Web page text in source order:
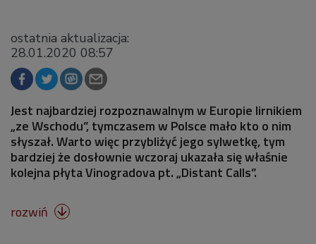
ostatnia aktualizacja:
28.01.2020 08:57
Jest najbardziej rozpoznawalnym w Europie lirnikiem
„ze Wschodu”, tymczasem w Polsce mało kto o nim
słyszał. Warto więc przybliżyć jego sylwetkę, tym
bardziej że dosłownie wczoraj ukazała się właśnie
kolejna płyta Vinogradova pt. „Distant Calls”.
rozwiń 